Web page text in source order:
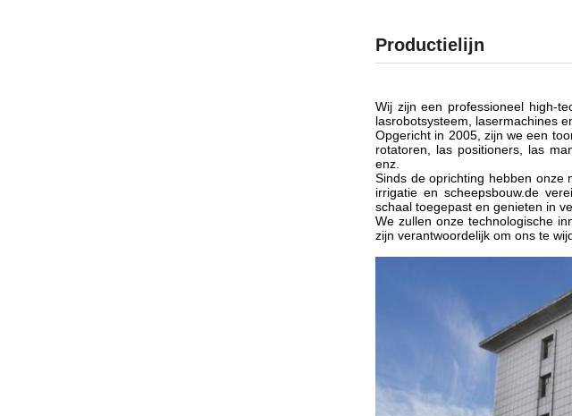
Productielijn
Wij zijn een professioneel high-
lasrobotsysteem, lasermachines
Opgericht in 2005, zijn we een
rotatoren, las positioners, las
enz.
Sinds de oprichting hebben onze
irrigatie en scheepsbouw.de
schaal toegepast en genieten in
We zullen onze technologische
zijn verantwoordelijk om ons te